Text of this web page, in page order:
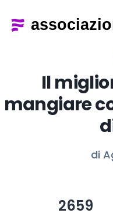
Il
mangiare
di
2659